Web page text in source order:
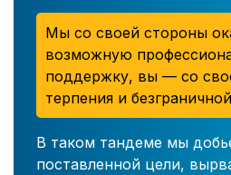
Мы со своей стороны
возможную
поддержку, вы — со
терпения и
В таком тандеме мы
поставленной цели,